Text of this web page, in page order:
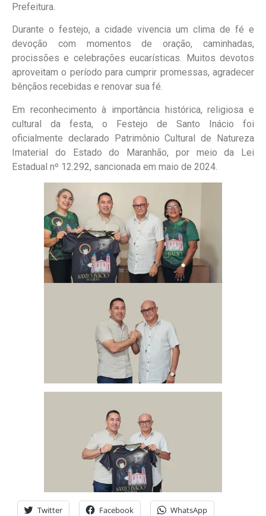
Prefeitura.
Durante o festejo, a cidade vivencia um clima de fé e
devoção com momentos de oração, caminhadas,
procissões e celebrações eucarísticas. Muitos devotos
aproveitam o período para cumprir promessas, agradecer
bênçãos recebidas e renovar sua fé.
Em reconhecimento à importância histórica, religiosa e
cultural da festa, o Festejo de Santo Inácio foi
oficialmente declarado Patrimônio Cultural de Natureza
Imaterial do Estado do Maranhão, por meio da Lei
Estadual nº 12.292, sancionada em maio de 2024.
Twitter Facebook WhatsApp